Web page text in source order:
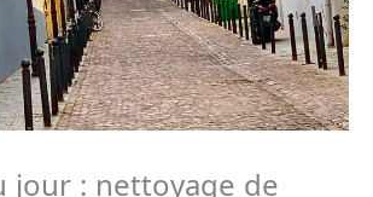
jour : nettoyage de